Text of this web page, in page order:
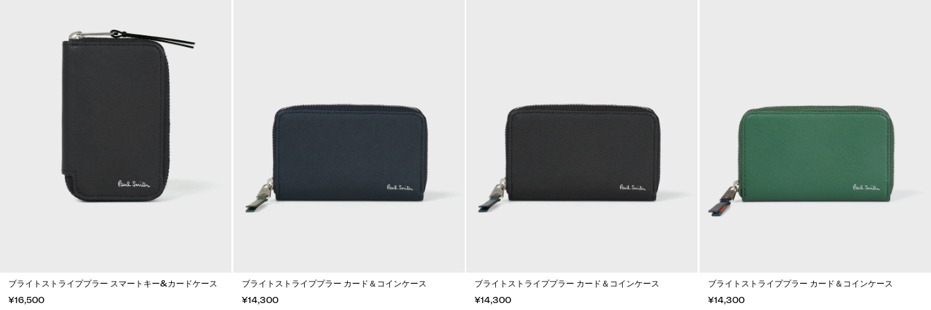
ブライトストライププラー スマートキー&カードケース
¥16,500
ブライトストライププラー カード＆コインケース
¥14,300
ブライトストライププラー カード＆コインケース
¥14,300
ブライトストライププラー カード＆コインケース
¥14,300